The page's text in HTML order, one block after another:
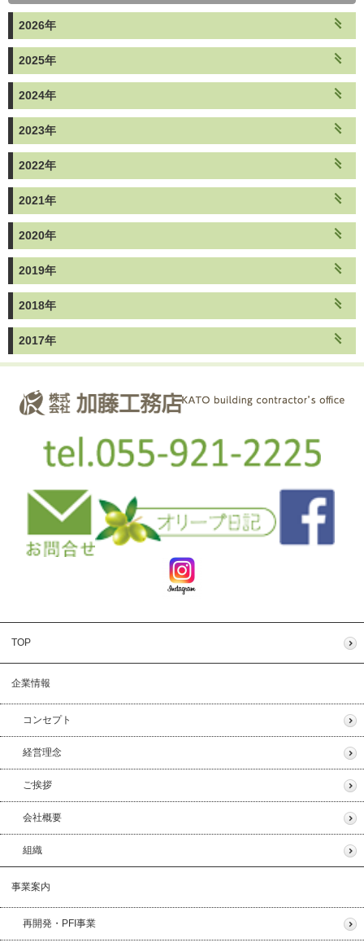
2026年
2025年
2024年
2023年
2022年
2021年
2020年
2019年
2018年
2017年
TOP
企業情報
コンセプト
経営理念
ご挨拶
会社概要
組織
事業案内
再開発・PFI事業